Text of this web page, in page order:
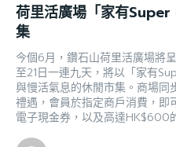
荷里活廣場「家有
集
今個6月，鑽石山荷里活廣場將
至21日一連九天，將以「家有
與慢活氣息的休閒市集。商場
禮遇，會員於指定商戶消費，
電子現金券，以及高達HK$600